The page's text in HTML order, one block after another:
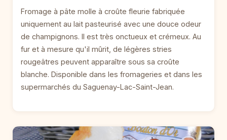
Fromage à pâte molle à croûte fleurie fabriquée
uniquement au lait pasteurisé avec une douce odeur
de champignons. Il est très onctueux et crémeux. Au
fur et à mesure qu'il mûrit, de légères stries
rougeâtres peuvent apparaître sous sa croûte
blanche. Disponible dans les fromageries et dans les
supermarchés du Saguenay-Lac-Saint-Jean.